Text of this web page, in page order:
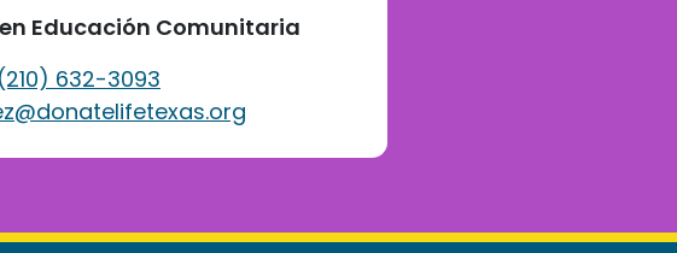
Educación Comunitaria
(210) 632-3093